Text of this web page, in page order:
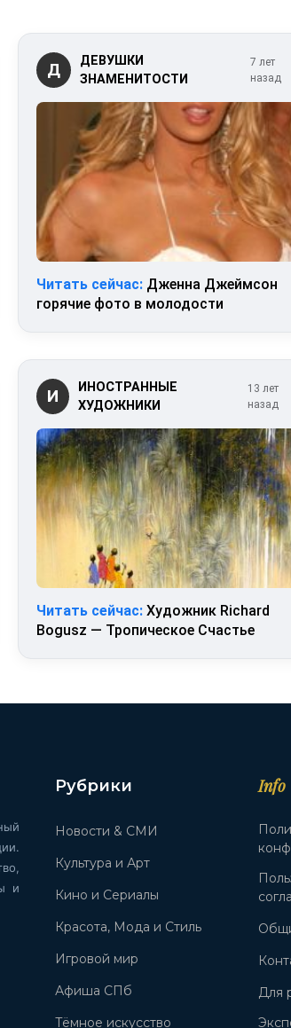
Д
ДЕВУШКИ
ЗНАМЕНИТОСТИ
7 лет
назад
Читать сейчас: Дженна Джеймсон
горячие фото в молодости
И
ИНОСТРАННЫЕ
ХУДОЖНИКИ
13 лет
назад
Читать сейчас: Художник Richard
Bogusz — Тропическое Счастье
и
Рубрики
Новости & СМИ
Культура и Арт
Кино и Сериалы
Красота, Мода и Стиль
Игровой мир
Афиша СПб
Тёмное искусство
Info
Для